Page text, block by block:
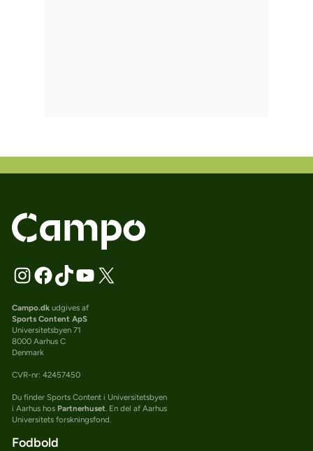
Campo.dkudgives af
Sports Content ApS
Universitetsbyen 71
8000 Aarhus C
Denmark
CVR-nr: 42457450
Du finder Sports Content i Universitetsbyen
i Aarhus hos Partnerhuset. En del af Aarhus
Universitets forskningsfond.
Fodbold